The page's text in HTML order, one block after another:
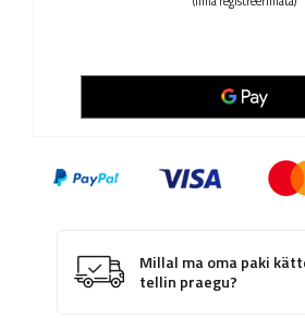
Millal ma oma paki
tellin praegu?